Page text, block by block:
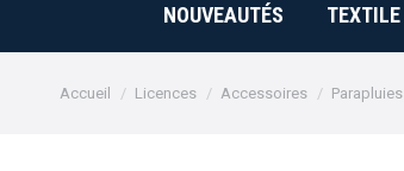
NOUVEAUTÉS TEXTILE
Vous êtes ici :
Accueil Licences Accessoires Parapluies